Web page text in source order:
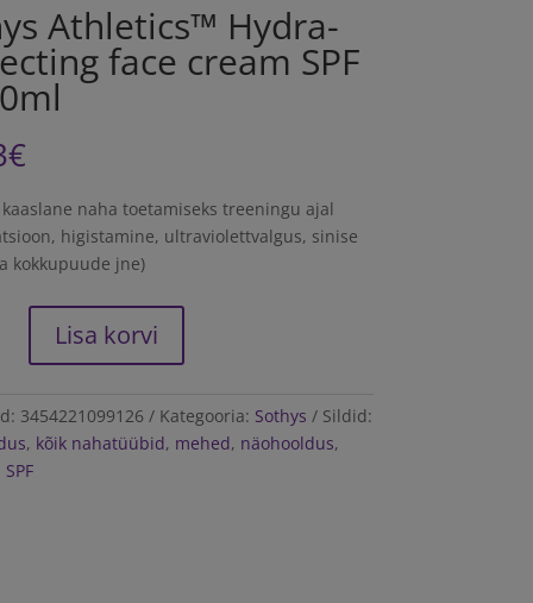
Athletics™ Hydra-
face cream SPF
€
naha toetamiseks treeningu ajal
higistamine, ultraviolettvalgus, sinise
kokkupuude jne)
Lisa korvi
3454221099126 Kategooria: Sothys
Sildid:
, kõik nahatüübid, mehed, näohooldus,
SPF